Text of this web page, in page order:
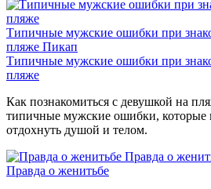
Типичные мужские ошибки при
пляже Пикап
Типичные мужские ошибки при
пляже
Как познакомиться с девушкой на
типичные мужские ошибки, которые
отдохнуть душой и телом.
Правда о
Правда о женитьбе